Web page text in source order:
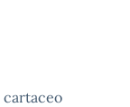
cartaceo